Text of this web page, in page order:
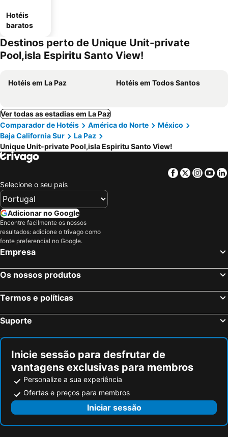
Hotéis
baratos
Destinos perto de Unique Unit-private
Pool,isla Espiritu Santo View!
Hotéis em La Paz Hotéis em Todos Santos
Ver todas as estadias em La Paz
Comparador de Hotéis
América do Norte
México
Baja California Sur
La Paz
Unique Unit-private Pool,isla Espiritu Santo View!
Facebook
Twitter
Selecione o seu país
Adicionar no Google
Encontre facilmente os nossos
resultados: adicione o trivago como
fonte preferencial no Google.
Empresa
Os nossos produtos
Termos e políticas
Suporte
Inicie sessão para desfrutar de
vantagens exclusivas para membros
Personalize a sua experiência
Ofertas e preços para membros
Iniciar sessão